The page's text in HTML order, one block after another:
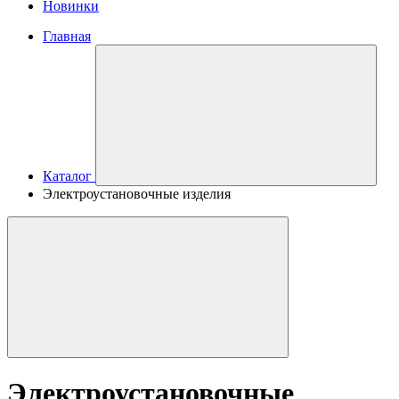
Новинки
Главная
Каталог
Электроустановочные изделия